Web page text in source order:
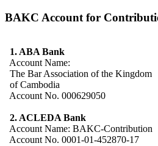
BAKC Account for
1. ABA Bank
Account Name:
The Bar Association of the Kingdom
of Cambodia
Account No. 000629050
2. ACLEDA Bank
Account Name: BAKC-Contribution
Account No. 0001-01-452870-17